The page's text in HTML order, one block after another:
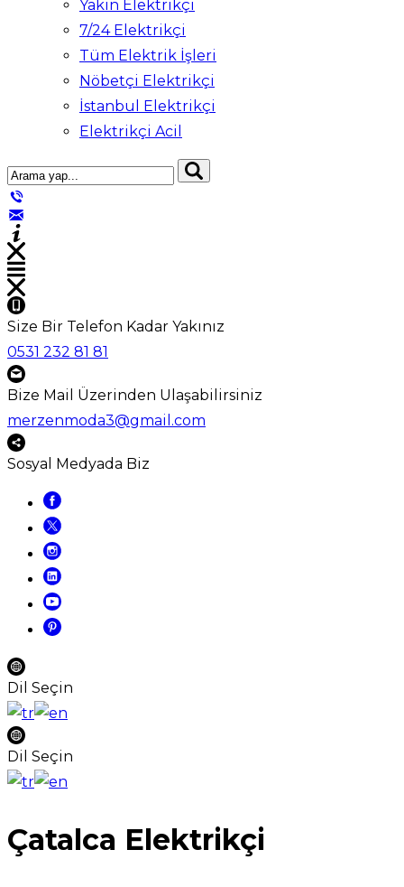
Yakın Elektrikçi
7/24 Elektrikçi
Tüm Elektrik İşleri
Nöbetçi Elektrikçi
İstanbul Elektrikçi
Elektrikçi Acil
Size Bir Telefon Kadar Yakınız
0531 232 81 81
Bize Mail Üzerinden Ulaşabilirsiniz
merzenmoda3@gmail.com
Sosyal Medyada Biz
Dil Seçin
Dil Seçin
Çatalca Elektrikçi